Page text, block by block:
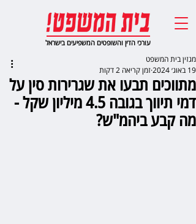
עורכי הדין והשופטים המשפיעים בישראל
מתווכים תבעו את שגרירות סין על
דמי תיווך בגובה 4.5 מיליון שקל -
מה קבע ביהמ"ש?
מגזין בית המשפט
19 באוג׳ 2024
זמן קריאה 2 דקות